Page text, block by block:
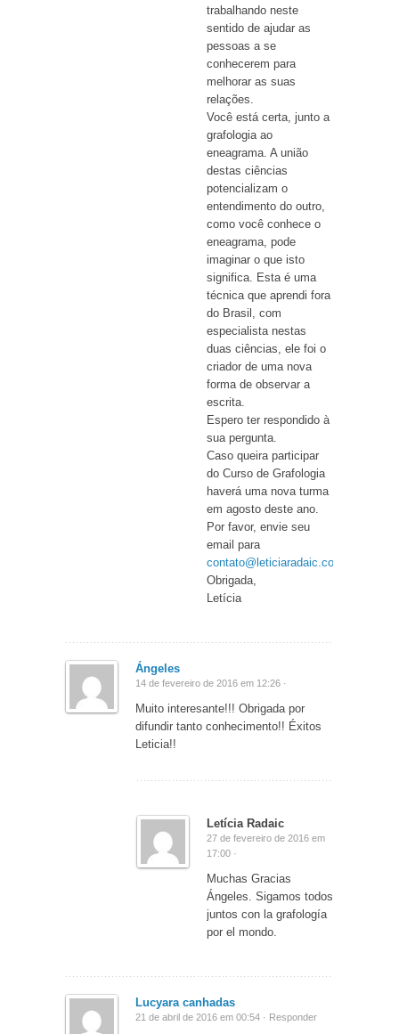
trabalhando neste
sentido de ajudar as
pessoas a se
conhecerem para
melhorar as suas
relações.
Você está certa, junto a
grafologia ao
eneagrama. A união
destas ciências
potencializam o
entendimento do outro,
como você conhece o
eneagrama, pode
imaginar o que isto
significa. Esta é uma
técnica que aprendi fora
do Brasil, com
especialista nestas
duas ciências, ele foi o
criador de uma nova
forma de observar a
escrita.
Espero ter respondido à
sua pergunta.
Caso queira participar
do Curso de Grafologia
haverá uma nova turma
em agosto deste ano.
Por favor, envie seu
email para
contato@leticiaradaic.com.br
Obrigada,
Letícia
Ángeles
14 de fevereiro de 2016 em 12:26 ·
Muito interesante!!! Obrigada por
difundir tanto conhecimento!! Éxitos
Leticia!!
Letícia Radaic
27 de fevereiro de 2016 em
17:00 ·
Muchas Gracias
Ángeles. Sigamos todos
juntos con la grafología
por el mondo.
Lucyara canhadas
21 de abril de 2016 em 00:54 · Responder